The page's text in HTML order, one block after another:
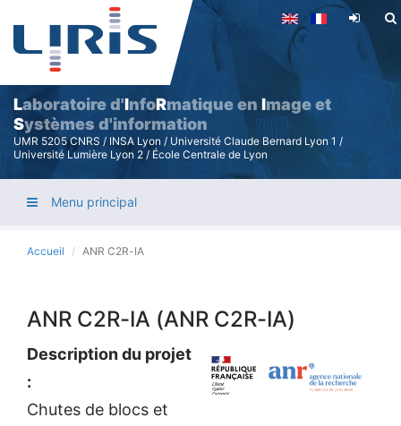
Aller
au
contenu
principal
Laboratoire d'InfoRmatique en Image et
Systèmes d'information
UMR 5205 CNRS / INSA Lyon / Université Claude Bernard Lyon 1 /
Université Lumière Lyon 2 / École Centrale de Lyon
Menu principal
Accueil ANR C2R-IA
ANR C2R-IA (ANR C2R-IA)
Description du projet
:
Chutes de blocs et